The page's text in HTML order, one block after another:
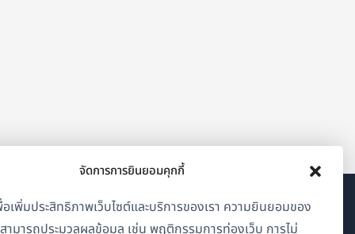
จัดการการยินยอมคุกกี้
อเพิ่มประสิทธิภาพเว็บไซต์และบริการของเรา ความยินยอมของ
ามารถประมวลผลข้อมูล เช่น พฤติกรรมการท่องเว็บ การไม่
เกี่ยวกับ WPML